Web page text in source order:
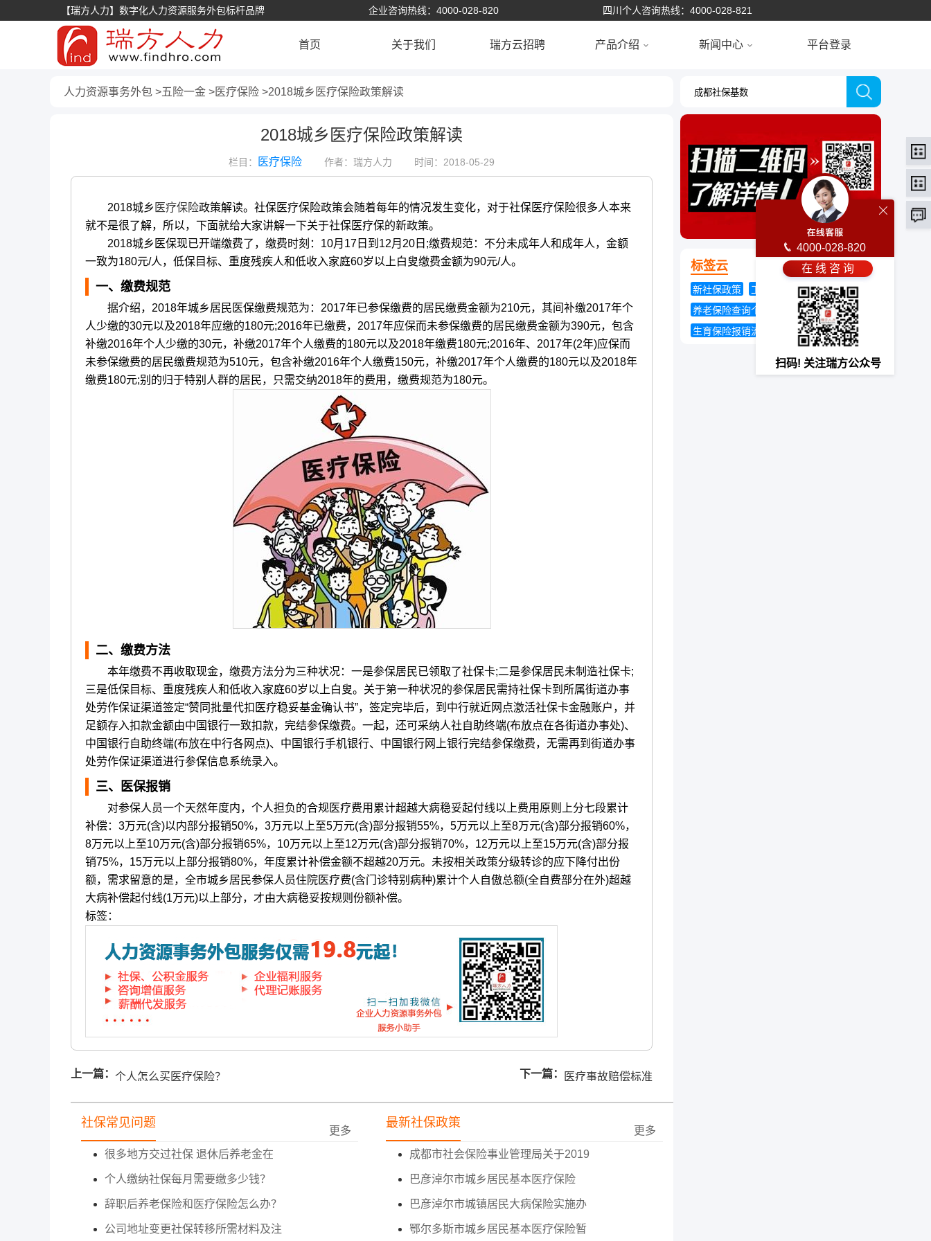
【瑞方人力】数字化人力资源服务外包标杆品牌 企业咨询热线：4000-028-820 四川个人咨询热线：4000-028-821
首页 关于我们 瑞方云招聘 产品介绍 新闻中心 平台登录
人力资源事务外包 五险一金 医疗保险 2018城乡医疗保险政策解读
2018城乡医疗保险政策解读
栏目： 医疗保险 作者：瑞方人力 时间：2018-05-29
2018城乡 医疗保险政策解读。社保医疗保险政策会随着每年的情况发生变化，对于社保医疗保险很多人本来
就不是很了解，所以，下面就给大家讲解一下关于社保医疗保的新政策。
2018城乡医保现已开端缴费了，缴费时刻：10月17日到12月20日;缴费规范：不分未成年人和成年人，金额
一致为180元/人，低保目标、重度残疾人和低收入家庭60岁以上白叟缴费金额为90元/人。
一、缴费规范
据介绍，2018年城乡居民医保缴费规范为：2017年已参保缴费的居民缴费金额为210元，其间补缴2017年个
人少缴的30元以及2018年应缴的180元;2016年已缴费，2017年应保而未参保缴费的居民缴费金额为390元，包含
补缴2016年个人少缴的30元，补缴2017年个人缴费的180元以及2018年缴费180元;2016年、2017年(2年)应保而
未参保缴费的居民缴费规范为510元，包含补缴2016年个人缴费150元，补缴2017年个人缴费的180元以及2018年
缴费180元;别的归于特别人群的居民，只需交纳2018年的费用，缴费规范为180元。
二、缴费方法
本年缴费不再收取现金，缴费方法分为三种状况：一是参保居民已领取了社保卡;二是参保居民未制造社保卡;
三是低保目标、重度残疾人和低收入家庭60岁以上白叟。关于第一种状况的参保居民需持社保卡到所属街道办事
处劳作保证渠道签定“赞同批量代扣医疗稳妥基金确认书”，签定完毕后，到中行就近网点激活社保卡金融账户，并
足额存入扣款金额由中国银行一致扣款，完结参保缴费。一起，还可采纳人社自助终端(布放点在各街道办事处)、
中国银行自助终端(布放在中行各网点)、中国银行手机银行、中国银行网上银行完结参保缴费，无需再到街道办事
处劳作保证渠道进行参保信息系统录入。
三、医保报销
对参保人员一个天然年度内，个人担负的合规医疗费用累计超越大病稳妥起付线以上费用原则上分七段累计
补偿：3万元(含)以内部分报销50%，3万元以上至5万元(含)部分报销55%，5万元以上至8万元(含)部分报销60%，
8万元以上至10万元(含)部分报销65%，10万元以上至12万元(含)部分报销70%，12万元以上至15万元(含)部分报
销75%，15万元以上部分报销80%，年度累计补偿金额不超越20万元。未按相关政策分级转诊的应下降付出份
额，需求留意的是，全市城乡居民参保人员住院医疗费(含门诊特别病种)累计个人自傲总额(全自费部分在外)超越
大病补偿起付线(1万元)以上部分，才由大病稳妥按规则份额补偿。
标签：
上一篇： 个人怎么买医疗保险？ 下一篇： 医疗事故赔偿标准
社保常见问题
更多
很多地方交过社保 退休后养老金在
个人缴纳社保每月需要缴多少钱？
辞职后养老保险和医疗保险怎么办？
公司地址变更社保转移所需材料及注
最新社保政策
更多
成都市社会保险事业管理局关于2019
巴彦淖尔市城乡居民基本医疗保险
巴彦淖尔市城镇居民大病保险实施办
鄂尔多斯市城乡居民基本医疗保险暂
标签云
新社保政策
工伤保险条例实施细则
养老保险查询个人账户
生育保险报销流程
社保卡
4000-028-820
在 线 咨 询
扫码! 关注瑞方公众号